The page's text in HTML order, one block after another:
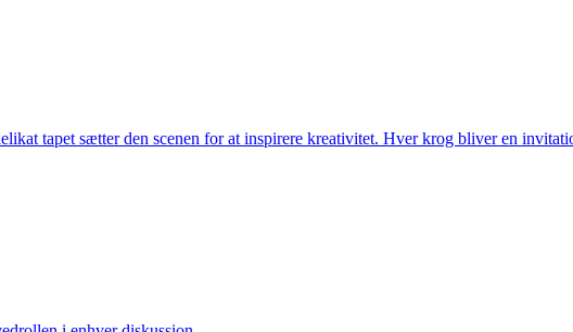
tapet sætter den scenen for at inspirere kreativitet. Hver krog bliver en